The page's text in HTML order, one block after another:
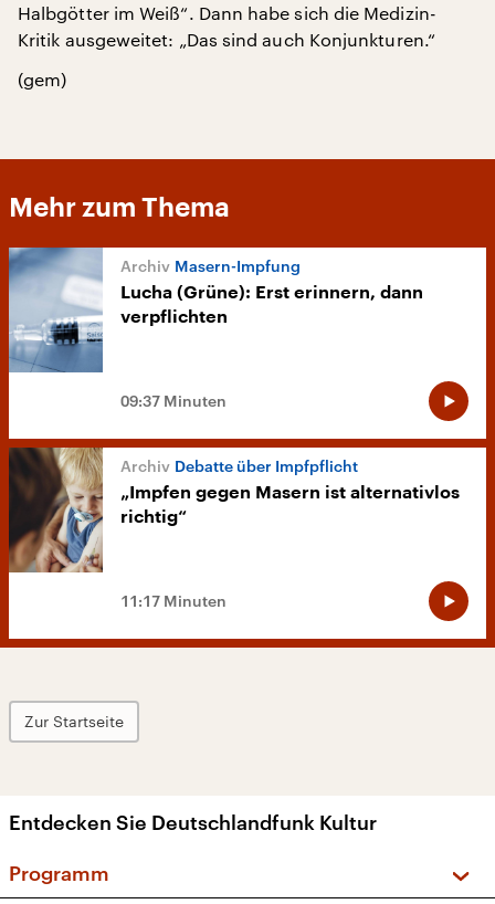
Halbgötter im Weiß“. Dann habe sich die Medizin-
Kritik ausgeweitet: „Das sind auch Konjunkturen.“
(gem)
Mehr zum Thema
Masern-Impfung
Lucha (Grüne): Erst erinnern, dann
verpflichten
09:37 Minuten
Debatte über Impfpflicht
„Impfen gegen Masern ist alternativlos
richtig“
11:17 Minuten
Zur Startseite
Entdecken Sie Deutschlandfunk Kultur
Programm